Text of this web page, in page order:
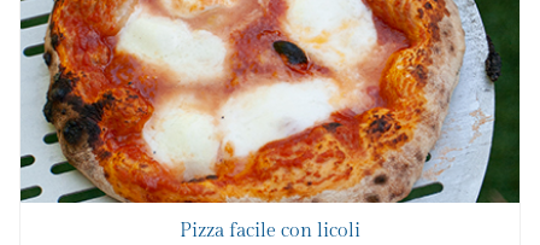
Pizza facile con licoli